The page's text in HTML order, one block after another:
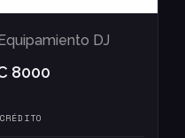
DJ
8000